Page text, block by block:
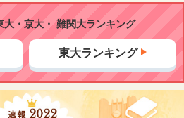
大・京大・ 難関大ランキング
東大ランキング